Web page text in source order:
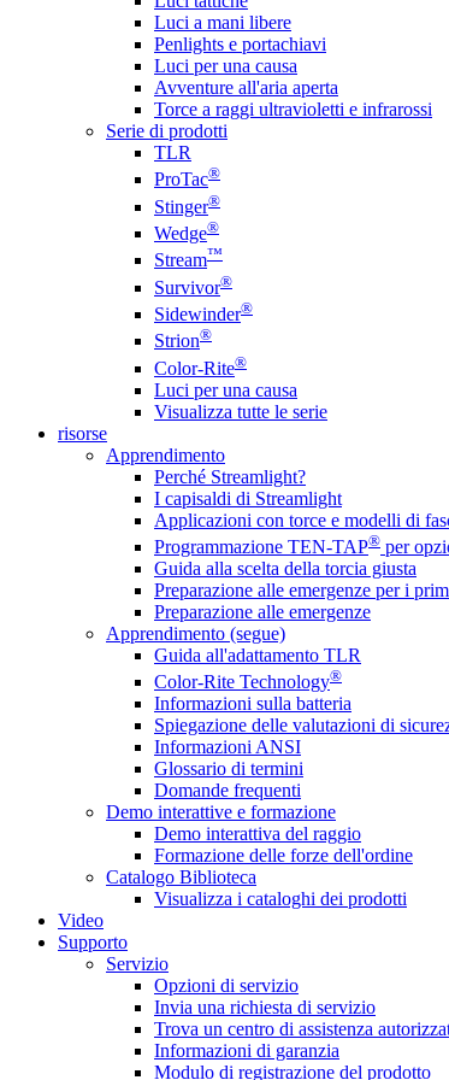
Luci a mani libere
Penlights e portachiavi
Luci per una causa
Avventure all'aria aperta
Torce a raggi ultravioletti e infrarossi
Serie di prodotti
TLR
ProTac®
Stinger®
Wedge®
Stream™
Survivor®
Sidewinder®
Strion®
Color-Rite®
Luci per una causa
Visualizza tutte le serie
risorse
Apprendimento
Perché Streamlight?
I capisaldi di Streamlight
Applicazioni con torce e modelli di
Programmazione TEN-TAP® per
Guida alla scelta della torcia giusta
Preparazione alle emergenze per i
Preparazione alle emergenze
Apprendimento (segue)
Guida all'adattamento TLR
Color-Rite Technology®
Informazioni sulla batteria
Spiegazione delle valutazioni di
Informazioni ANSI
Glossario di termini
Domande frequenti
Demo interattive e formazione
Demo interattiva del raggio
Formazione delle forze dell'ordine
Catalogo Biblioteca
Visualizza i cataloghi dei prodotti
Video
Supporto
Servizio
Opzioni di servizio
Invia una richiesta di servizio
Trova un centro di assistenza
Informazioni di garanzia
Modulo di registrazione del prodotto